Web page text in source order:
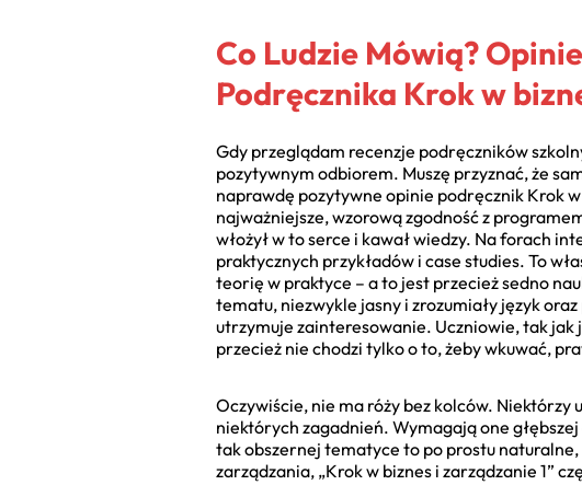
Co Ludzie Mówią?
Podręcznika Krok w
Gdy przeglądam recenzje podręczników
pozytywnym odbiorem. Muszę przyznać, że
naprawdę pozytywne opinie podręcznik Krok
najważniejsze, wzorową zgodność z
włożył w to serce i kawał wiedzy. Na forach
praktycznych przykładów i case studies. To
teorię w praktyce – a to jest przecież sedno
tematu, niezwykle jasny i zrozumiały język
utrzymuje zainteresowanie. Uczniowie, tak
przecież nie chodzi tylko o to, żeby wkuwać,
Oczywiście, nie ma róży bez kolców.
niektórych zagadnień. Wymagają one
tak obszernej tematyce to po prostu
zarządzania, „Krok w biznes i zarządzanie 1”